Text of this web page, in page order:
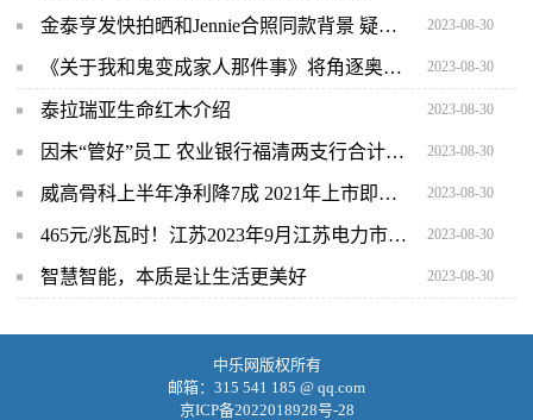
金泰亨发快拍晒和Jennie合照同款背景 疑似回应恋情传闻 2023-08-30
《关于我和鬼变成家人那件事》将角逐奥斯卡最佳国际影片 2023-08-30
泰拉瑞亚生命红木介绍 2023-08-30
因未“管好”员工 农业银行福清两支行合计被罚80万元 2023-08-30
威高骨科上半年净利降7成 2021年上市即巅峰募资15亿 2023-08-30
465元/兆瓦时！江苏2023年9月江苏电力市场集中竞价交易结果公布 2023-08-30
智慧智能，本质是让生活更美好 2023-08-30
中乐网版权所有
邮箱：315 541 185 @ qq.com
京ICP备2022018928号-28